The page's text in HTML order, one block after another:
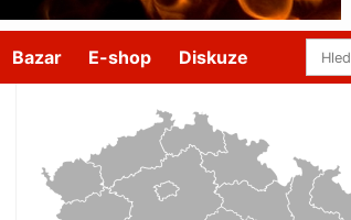
Bazar E-shop Diskuze